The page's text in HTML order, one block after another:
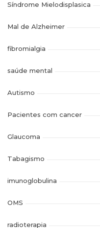
Síndrome Mielodisplasica
Mal de Alzheimer
fibromialgia
saúde mental
Autismo
Pacientes com cancer
Glaucoma
Tabagismo
imunoglobulina
OMS
radioterapia